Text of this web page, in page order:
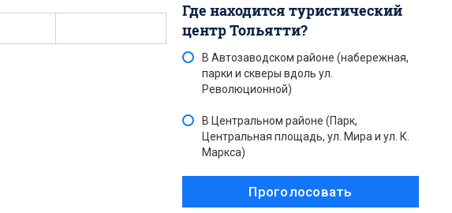
Где находится туристический
центр Тольятти?
В Автозаводском районе (набережная,
парки и скверы вдоль ул.
Революционной)
В Центральном районе (Парк,
Центральная площадь, ул. Мира и ул. К.
Маркса)